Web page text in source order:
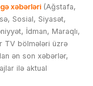
xəbərləri (Ağstafa,
Sosial, Siyasət,
İdman, Maraqlı,
TV bölmələri üzrə
ən son xəbərlər,
ilə aktual